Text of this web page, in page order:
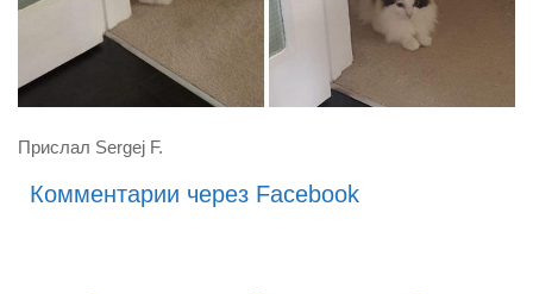
Прислал Sergej F.
Комментарии через Facebook